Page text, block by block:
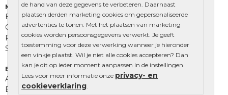
de hand van deze gegevens te verbeteren. Daarnaast
plaatsen derden marketing cookies om gepersonaliseerde
advertenties te tonen. Met het plaatsen van marketing
cookies worden persoonsgegevens verwerkt. Je geeft
toestemming voor deze verwerking wanneer je hieronder
een vinkje plaatst. Wil je niet alle cookies accepteren? Dan
kan je dit op ieder moment aanpassen in de instellingen.
Lees voor meer informatie onze privacy- en
cookieverklaring.
Muurelementen
Betonbielzen
Opsluitbanden
Palissades
Stapelblokken
Extra benodigdheden
Afwatering en diversen
Beplantings en betonelementen